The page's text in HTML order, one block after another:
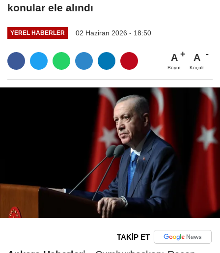
konular ele alındı
YEREL HABERLER 02 Haziran 2026 - 18:50
A
Büyüt
A
Küçült
TAKİP ET